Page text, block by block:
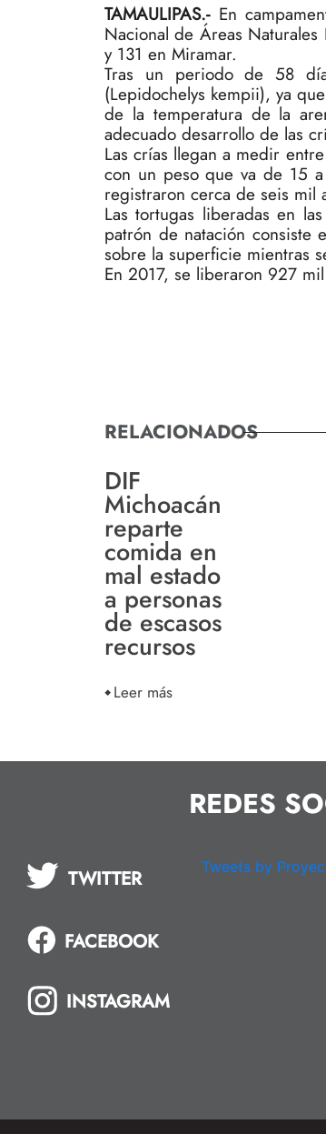
TAMAULIPAS.-En
Nacional de Áreas
y 131 en Miramar.
Tras un periodo de 58
(Lepidochelys kempii), ya
de la temperatura de la
adecuado desarrollo de las
Las crías llegan a medir
con un peso que va de 15
registraron cerca de seis mil
Las tortugas liberadas en
patrón de natación consiste
sobre la superficie mientras
En 2017, se liberaron 927
RELACIONADOS
DIF
Michoacán
reparte
comida en
mal estado
a personas
de escasos
recursos
Leer más
REDES
TWITTER
FACEBOOK
INSTAGRAM
Tweets by